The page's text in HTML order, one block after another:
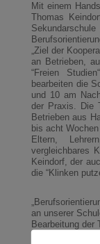
Mit einem
Thomas
„Ziel der
an Betrieben,
“Freien
bearbeiten die
und 10 am
der Praxis. Die
Betrieben aus
bis acht
Eltern,
vergleichbares
Keindorf, der
die “Klinken
an unserer
Bearbeitung der